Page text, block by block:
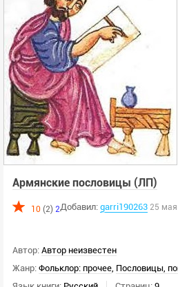
Всего выбрано -
Язык:
Любой
Язык оригинала:
Любой
Ключевое слово:
г.
Армянские пословицы (ЛП)
10 (2)2Добавил: garri190263 25
Автор: Автор неизвестен
Жанр: Фольклор: прочее Пословицы,